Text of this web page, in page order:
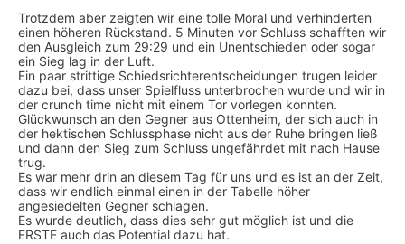
Trotzdem aber zeigten wir eine tolle Moral und verhinderten
einen höheren Rückstand. 5 Minuten vor Schluss schafften wir
den Ausgleich zum 29:29 und ein Unentschieden oder sogar
ein Sieg lag in der Luft.
Ein paar strittige Schiedsrichterentscheidungen trugen leider
dazu bei, dass unser Spielfluss unterbrochen wurde und wir in
der crunch time nicht mit einem Tor vorlegen konnten.
Glückwunsch an den Gegner aus Ottenheim, der sich auch in
der hektischen Schlussphase nicht aus der Ruhe bringen ließ
und dann den Sieg zum Schluss ungefährdet mit nach Hause
trug.
Es war mehr drin an diesem Tag für uns und es ist an der Zeit,
dass wir endlich einmal einen in der Tabelle höher
angesiedelten Gegner schlagen.
Es wurde deutlich, dass dies sehr gut möglich ist und die
ERSTE auch das Potential dazu hat.